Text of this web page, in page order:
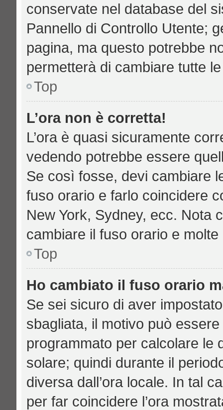
conservate nel database del
Pannello di Controllo Utente;
pagina, ma questo potrebbe
permetterà di cambiare tutte
Top
L’ora non è corretta!
L’ora è quasi sicuramente
vedendo potrebbe essere
Se così fosse, devi cambiare
fuso orario e farlo coincidere
New York, Sydney, ecc. Nota
cambiare il fuso orario e
Top
Ho cambiato il fuso orario
Se sei sicuro di aver
sbagliata, il motivo può
programmato per calcolare le
solare; quindi durante il
diversa dall’ora locale. In tal
per far coincidere l’ora